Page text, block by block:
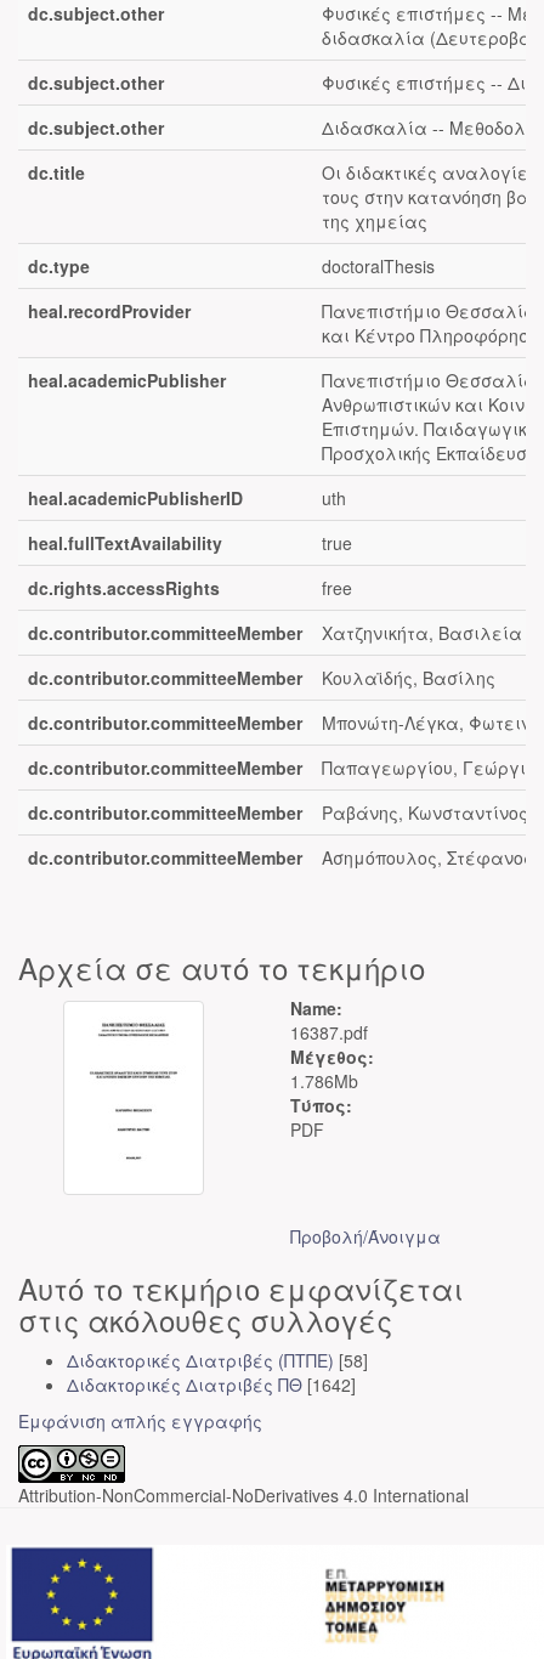
dc.subject.other
Φυσικές επιστήμες --
διδασκαλία
dc.subject.other
Φυσικές επιστήμες --
dc.subject.other
Διδασκαλία --
dc.title
Οι διδακτικές
τους στην κατανόηση
της χημείας
dc.type
doctoralThesis
heal.recordProvider
Πανεπιστήμιο
και Κέντρο
heal.academicPublisher
Πανεπιστήμιο
Ανθρωπιστικών και
Επιστημών.
Προσχολικής
heal.academicPublisherID
uth
heal.fullTextAvailability
true
dc.rights.accessRights
free
dc.contributor.committeeMember
Χατζηνικήτα, Βασιλεία
dc.contributor.committeeMember
Κουλαϊδής, Βασίλης
dc.contributor.committeeMember
Μπονώτη-Λέγκα, Φωτεινή
dc.contributor.committeeMember
Παπαγεωργίου, Γεώργιος
dc.contributor.committeeMember
Ραβάνης, Κωνσταντίνος
dc.contributor.committeeMember
Ασημόπουλος, Στέφανος
Αρχεία σε αυτό το τεκμήριο
Name:
16387.pdf
Μέγεθος:
1.786Mb
Τύπος:
PDF
Προβολή/Άνοιγμα
Αυτό το τεκμήριο εμφανίζεται
στις ακόλουθες συλλογές
Διδακτορικές Διατριβές (ΠΤΠΕ) [58]
Διδακτορικές Διατριβές ΠΘ [1642]
Εμφάνιση απλής εγγραφής
Attribution-NonCommercial-NoDerivatives 4.0 International